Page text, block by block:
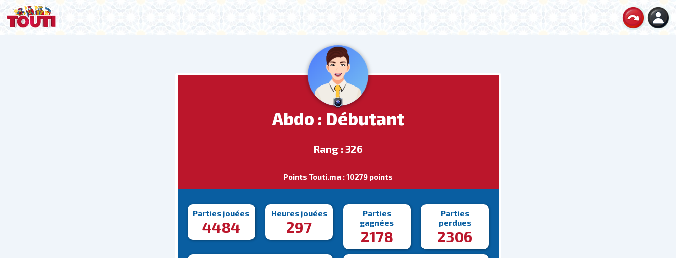
Abdo : Débutant
Rang : 326
Points Touti.ma : 10279 points
Parties jouées
4484
Heures jouées
297
Parties
gagnées
2178
Parties
perdues
2306